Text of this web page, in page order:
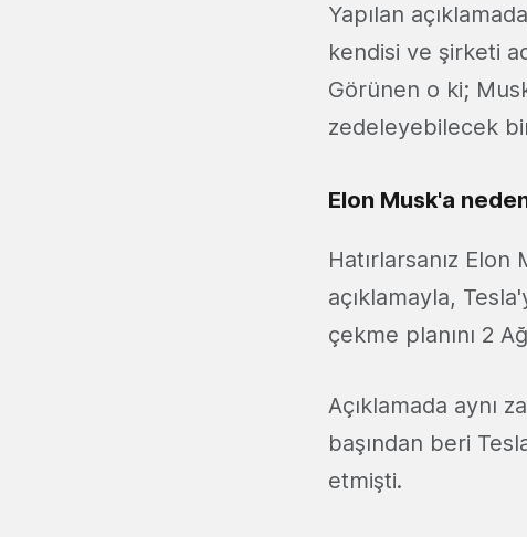
Yapılan
kendisi ve şirketi
Görünen o ki;
zedeleyebilecek
Elon Musk'a
Hatırlarsanız
açıklamayla,
çekme planını 2
Açıklamada aynı
başından beri
etmişti.